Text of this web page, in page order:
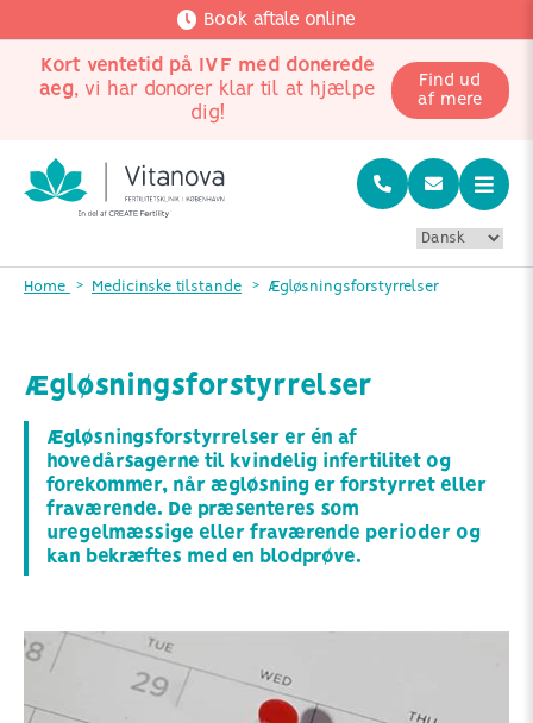
Book aftale online
Kort ventetid på IVF med donerede
aeg, vi har donorer klar til at hjælpe
dig!
Find ud
af mere
Home Medicinske tilstande Ægløsningsforstyrrelser
Ægløsningsforstyrrelser
Ægløsningsforstyrrelser er én af
hovedårsagerne til kvindelig infertilitet og
forekommer, når ægløsning er forstyrret eller
fraværende. De præsenteres som
uregelmæssige eller fraværende perioder og
kan bekræftes med en blodprøve.